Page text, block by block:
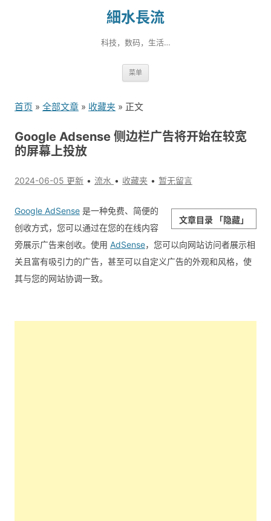
細水長流
科技，数码，生活…
菜单
容
首页 » 全部文章 » 收藏夹 » 正文
Google Adsense 侧边栏广告将开始在较宽
的屏幕上投放
2024-06-05 更新 流水 收藏夹 暂无留言
文章目录 「隐藏」
Google AdSense 是一种免费、简便的
创收方式，您可以通过在您的在线内容
旁展示广告来创收。使用 AdSense，您可以向网站访问者展示相
关且富有吸引力的广告，甚至可以自定义广告的外观和风格，使
其与您的网站协调一致。